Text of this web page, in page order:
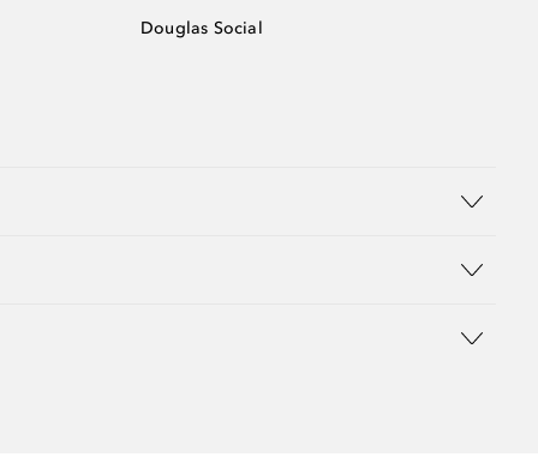
Douglas Social